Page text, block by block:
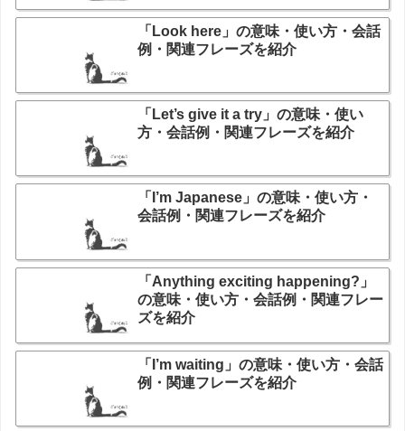
「Look here」の意味・使い方・会話
例・関連フレーズを紹介
「Let’s give it a try」の意味・使い
方・会話例・関連フレーズを紹介
「I’m Japanese」の意味・使い方・
会話例・関連フレーズを紹介
「Anything exciting happening?」
の意味・使い方・会話例・関連フレー
ズを紹介
「I’m waiting」の意味・使い方・会話
例・関連フレーズを紹介